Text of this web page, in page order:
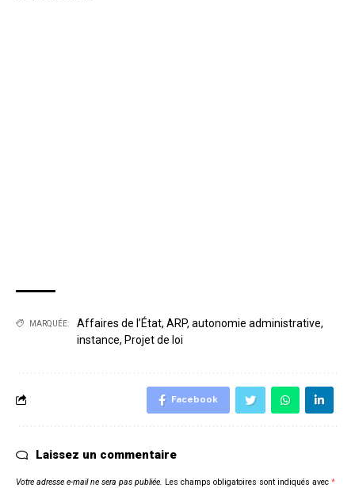
MARQUÉE: Affaires de l’État, ARP, autonomie administrative,
instance, Projet de loi
Facebook
Laissez un commentaire
Votre adresse e-mail ne sera pas publiée. Les champs obligatoires sont indiqués avec *